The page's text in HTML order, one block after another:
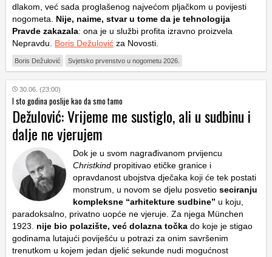
dlakom, već sada proglašenog najvećom pljačkom u povijesti
nogometa.
Nije, naime, stvar u tome da je tehnologija
Pravde zakazala: ona je u službi profita izravno proizvela
Nepravdu. Boris Dežulović za Novosti.
Boris Dežulović Svjetsko prvenstvo u nogometu 2026.
30.06. (23:00)
I sto godina poslije kao da smo tamo
Dežulović: Vrijeme me sustiglo, ali u sudbinu i
dalje ne vjerujem
Dok je u svom nagrađivanom prvijencu
Christkind propitivao etičke granice i
opravdanost ubojstva dječaka koji će tek postati
monstrum, u novom se djelu posvetio seciranju
kompleksne “arhitekture sudbine” u koju,
paradoksalno, privatno uopće ne vjeruje. Za njega München
1923. nije bio polazište, već dolazna točka do koje je stigao
godinama lutajući poviješću u potrazi za onim savršenim
trenutkom u kojem jedan djelić sekunde nudi mogućnost